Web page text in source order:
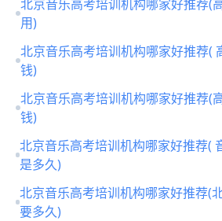
北京音乐高考培训机构哪家好推荐(
用)
北京音乐高考培训机构哪家好推荐(
钱)
北京音乐高考培训机构哪家好推荐(
钱)
北京音乐高考培训机构哪家好推荐(
是多久)
北京音乐高考培训机构哪家好推荐(
要多久)